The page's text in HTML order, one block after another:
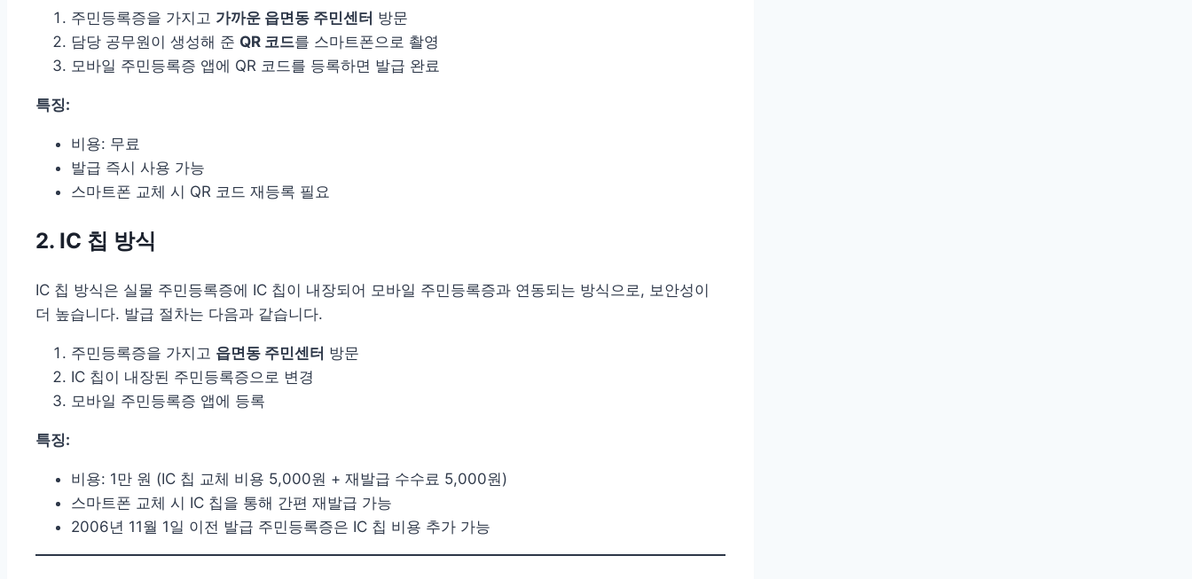
주민등록증을 가지고 가까운 읍면동 주민센터 방문
담당 공무원이 생성해 준 QR 코드를 스마트폰으로 촬영
모바일 주민등록증 앱에 QR 코드를 등록하면 발급 완료
특징:
비용: 무료
발급 즉시 사용 가능
스마트폰 교체 시 QR 코드 재등록 필요
2. IC 칩 방식
IC 칩 방식은 실물 주민등록증에 IC 칩이 내장되어 모바일 주민등록증과 연동되는 방식으로, 보안성이
더 높습니다. 발급 절차는 다음과 같습니다.
주민등록증을 가지고 읍면동 주민센터 방문
IC 칩이 내장된 주민등록증으로 변경
모바일 주민등록증 앱에 등록
특징:
비용: 1만 원 (IC 칩 교체 비용 5,000원 + 재발급 수수료 5,000원)
스마트폰 교체 시 IC 칩을 통해 간편 재발급 가능
2006년 11월 1일 이전 발급 주민등록증은 IC 칩 비용 추가 가능